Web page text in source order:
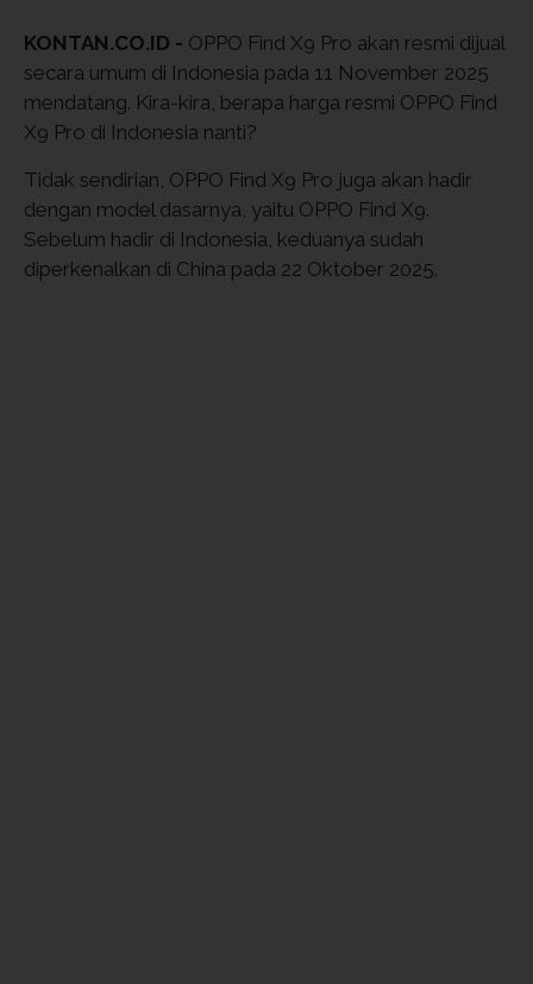
KONTAN.CO.ID - OPPO Find X9 Pro akan resmi dijual
secara umum di Indonesia pada 11 November 2025
mendatang. Kira-kira, berapa harga resmi OPPO Find
X9 Pro di Indonesia nanti?
Tidak sendirian, OPPO Find X9 Pro juga akan hadir
dengan model dasarnya, yaitu OPPO Find X9.
Sebelum hadir di Indonesia, keduanya sudah
diperkenalkan di China pada 22 Oktober 2025.